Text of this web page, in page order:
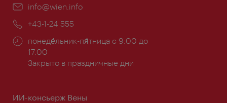
Эл.
info@wien.info
Телефон:
+43-1-24 555
Часы
работы:
понеде́льник-пя́тница с 9:00 до
17:00
Закрыто в праздничные дни
ИИ-консьерж Вены